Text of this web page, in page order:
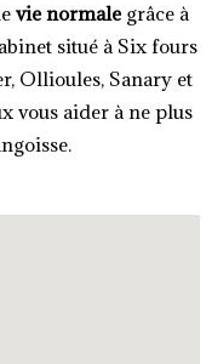
vie normalegrâce à
situé à Six fours
Ollioules, Sanary et
vous aider à ne plus